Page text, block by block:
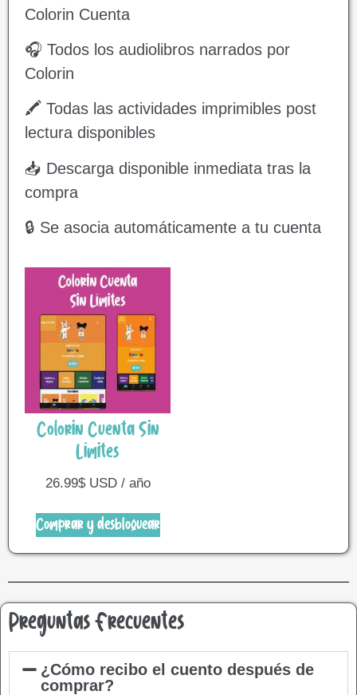
Colorin Cuenta
🎧 Todos los audiolibros narrados por
Colorin
🖍️ Todas las actividades imprimibles post
lectura disponibles
📥 Descarga disponible inmediata tras la
compra
🔒 Se asocia automáticamente a tu cuenta
Colorin Cuenta Sin
Límites
26.99$USD / año
Comprar y desbloquear
Preguntas Frecuentes
¿Cómo recibo el cuento después de
comprar?